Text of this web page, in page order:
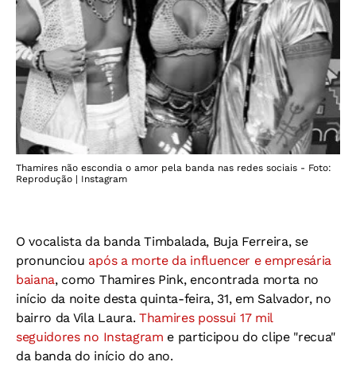
Thamires não escondia o amor pela banda nas redes sociais - Foto:
Reprodução | Instagram
O vocalista da banda Timbalada, Buja Ferreira, se
pronunciou após a morte da influencer e empresária
baiana, como Thamires Pink, encontrada morta no
início da noite desta quinta-feira, 31, em Salvador, no
bairro da Vila Laura. Thamires possui 17 mil
seguidores no Instagram e participou do clipe "recua"
da banda do início do ano.